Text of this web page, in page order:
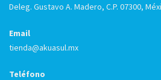
Deleg. Gustavo A. Madero, C.P. 07300,
Email
tienda@akuasul.mx
Teléfono